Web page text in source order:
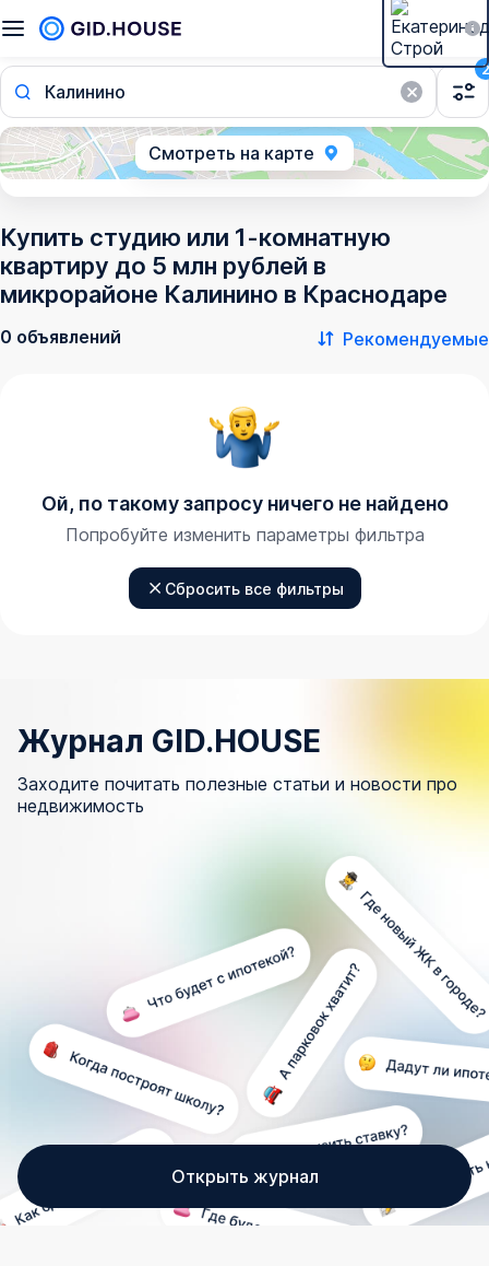
Калинино
2
Смотреть на карте
Купить студию или 1-комнатную
квартиру до 5 млн рублей в
микрорайоне Калинино в Краснодаре
0 объявлений Рекомендуемые
Ой, по такому запросу ничего не найдено
Попробуйте изменить параметры фильтра
Сбросить все фильтры
Журнал GID.HOUSE
Заходите почитать полезные статьи и новости про
недвижимость
Открыть журнал